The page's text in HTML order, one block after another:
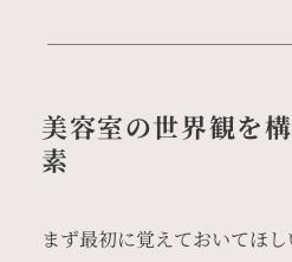
美容室の世界観を
素
まず最初に覚えておいてほし